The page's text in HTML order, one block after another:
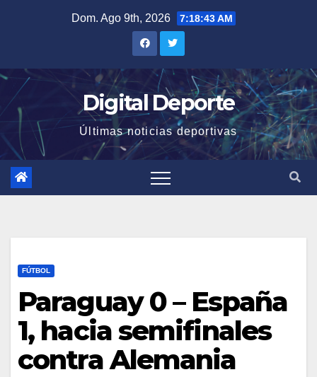
Dom. Ago 9th, 2026 7:18:44 AM
Digital Deporte
Últimas noticias deportivas
FÚTBOL
Paraguay 0 – España
1, hacia semifinales
contra Alemania